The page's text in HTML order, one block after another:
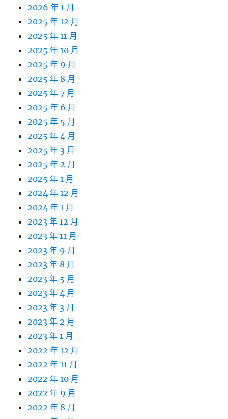
2026 年 1 月
2025 年 12 月
2025 年 11 月
2025 年 10 月
2025 年 9 月
2025 年 8 月
2025 年 7 月
2025 年 6 月
2025 年 5 月
2025 年 4 月
2025 年 3 月
2025 年 2 月
2025 年 1 月
2024 年 12 月
2024 年 1 月
2023 年 12 月
2023 年 11 月
2023 年 9 月
2023 年 8 月
2023 年 5 月
2023 年 4 月
2023 年 3 月
2023 年 2 月
2023 年 1 月
2022 年 12 月
2022 年 11 月
2022 年 10 月
2022 年 9 月
2022 年 8 月